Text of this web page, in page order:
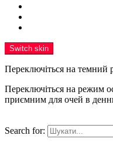
Switch skin
Переключіться на
Переключіться на режим
приємним для очей в
Search for: